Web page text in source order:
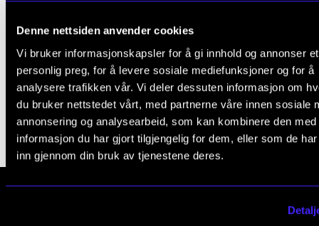
Denne nettsiden anvender cookies
Vi bruker informasjonskapsler for å gi innhold og annonser et
personlig preg, for å levere sosiale mediefunksjoner og for å
analysere trafikken vår. Vi deler dessuten informasjon om
du bruker nettstedet vårt, med partnerne våre innen sosiale
annonsering og analysearbeid, som kan kombinere den med
informasjon du har gjort tilgjengelig for dem, eller som de
inn gjennom din bruk av tjenestene deres.
Ledige stillinger
INFO
Om Norges musikkhøgskole
Publisert: 28. apr. 2024 — Oppdatert: 1. juli 2026